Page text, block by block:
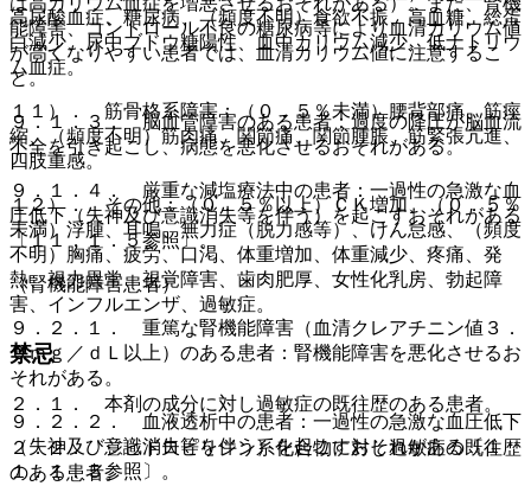
能障害、コントロール不良の糖尿病等により血清カリウム値
が高くなりやすい患者では、血清カリウム値に注意するこ
と。
９．１．３． 脳血管障害のある患者：過度の降圧が脳血流
不全を引き起こし、病態を悪化させるおそれがある。
９．１．４． 厳重な減塩療法中の患者：一過性の急激な血
圧低下（失神及び意識消失等を伴う）を起こすおそれがある
〔１１．１．５参照〕。
（腎機能障害患者）
９．２．１． 重篤な腎機能障害（血清クレアチニン値３．
０ｍｇ／ｄＬ以上）のある患者：腎機能障害を悪化させるお
それがある。
９．２．２． 血液透析中の患者：一過性の急激な血圧低下
（失神及び意識消失等を伴う）を起こすおそれがある〔１
１．１．５参照〕。
高尿酸血症、糖尿病、（頻度不明）食欲不振、高血糖、総蛋
白減少、尿中ブドウ糖陽性、血中カリウム減少、低ナトリウ
ム血症。
１１）． 筋骨格系障害：（０．５％未満）腰背部痛、筋痙
縮、（頻度不明）筋肉痛、関節痛、関節腫脹、筋緊張亢進、
四肢重感。
１２）． その他：（０．５％以上）ＣＫ増加、（０．５％
未満）浮腫、耳鳴、無力症（脱力感等）、けん怠感、（頻度
不明）胸痛、疲労、口渇、体重増加、体重減少、疼痛、発
熱、視力異常、視覚障害、歯肉肥厚、女性化乳房、勃起障
害、インフルエンザ、過敏症。
禁忌
２．１． 本剤の成分に対し過敏症の既往歴のある患者。
２．２． ジヒドロピリジン系化合物に対し過敏症の既往歴
のある患者。